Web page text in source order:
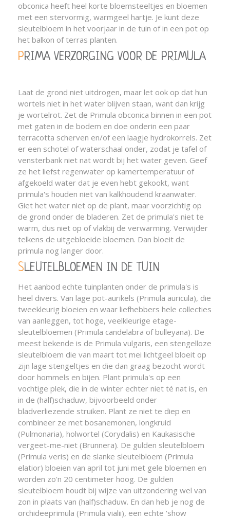
obconica heeft heel korte bloemsteeltjes en bloemen
met een stervormig, warmgeel hartje. Je kunt deze
sleutelbloem in het voorjaar in de tuin of in een pot op
het balkon of terras planten.
PRIMA VERZORGING VOOR DE PRIMULA
Laat de grond niet uitdrogen, maar let ook op dat hun
wortels niet in het water blijven staan, want dan krijg
je wortelrot. Zet de Primula obconica binnen in een pot
met gaten in de bodem en doe onderin een paar
terracotta scherven en/of een laagje hydrokorrels. Zet
er een schotel of waterschaal onder, zodat je tafel of
vensterbank niet nat wordt bij het water geven. Geef
ze het liefst regenwater op kamertemperatuur of
afgekoeld water dat je even hebt gekookt, want
primula's houden niet van kalkhoudend kraanwater.
Giet het water niet op de plant, maar voorzichtig op
de grond onder de bladeren. Zet de primula's niet te
warm, dus niet op of vlakbij de verwarming. Verwijder
telkens de uitgebloeide bloemen. Dan bloeit de
primula nog langer door.
SLEUTELBLOEMEN IN DE TUIN
Het aanbod echte tuinplanten onder de primula's is
heel divers. Van lage pot-aurikels (Primula auricula), die
tweekleurig bloeien en waar liefhebbers hele collecties
van aanleggen, tot hoge, veelkleurige etage-
sleutelbloemen (Primula candelabra of bulleyana). De
meest bekende is de Primula vulgaris, een stengelloze
sleutelbloem die van maart tot mei lichtgeel bloeit op
zijn lage stengeltjes en die dan graag bezocht wordt
door hommels en bijen. Plant primula's op een
vochtige plek, die in de winter echter niet té nat is, en
in de (half)schaduw, bijvoorbeeld onder
bladverliezende struiken. Plant ze niet te diep en
combineer ze met bosanemonen, longkruid
(Pulmonaria), holwortel (Corydalis) en Kaukasische
vergeet-me-niet (Brunnera). De gulden sleutelbloem
(Primula veris) en de slanke sleutelbloem (Primula
elatior) bloeien van april tot juni met gele bloemen en
worden zo'n 20 centimeter hoog. De gulden
sleutelbloem houdt bij wijze van uitzondering wel van
zon in plaats van (half)schaduw. En dan heb je nog de
orchideeprimula (Primula vialii), een echte 'show